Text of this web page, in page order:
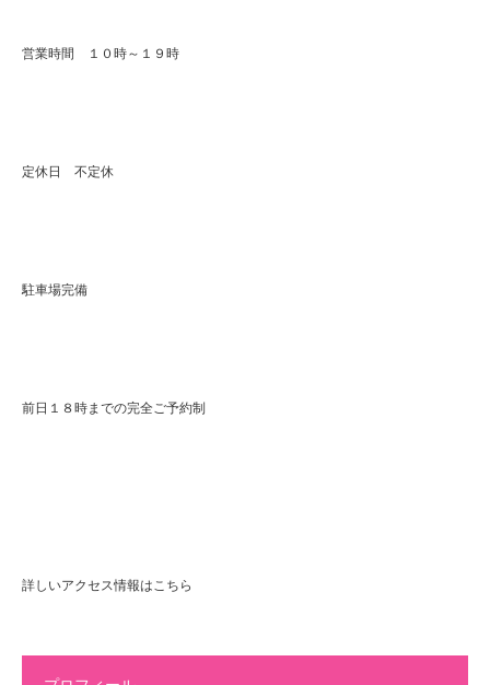
営業時間 １０時～１９時
定休日 不定休
駐車場完備
前日１８時までの完全ご予約制
詳しいアクセス情報はこちら